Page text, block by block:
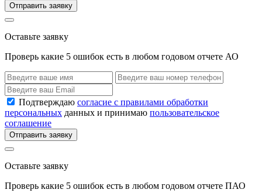
Отправить заявку
Оставьте заявку
Проверь какие 5 ошибок есть в любом годовом отчете АО
Подтверждаю согласие с правилами обработки
персональных данных и принимаю пользовательское
соглашение
Отправить заявку
Оставьте заявку
Проверь какие 5 ошибок есть в любом годовом отчете ПАО